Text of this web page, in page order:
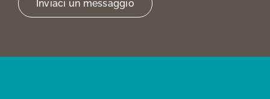
Inviaci un messaggio